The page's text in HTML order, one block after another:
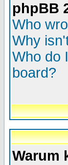
phpBB
Who
Why
Who do
board?
Warum